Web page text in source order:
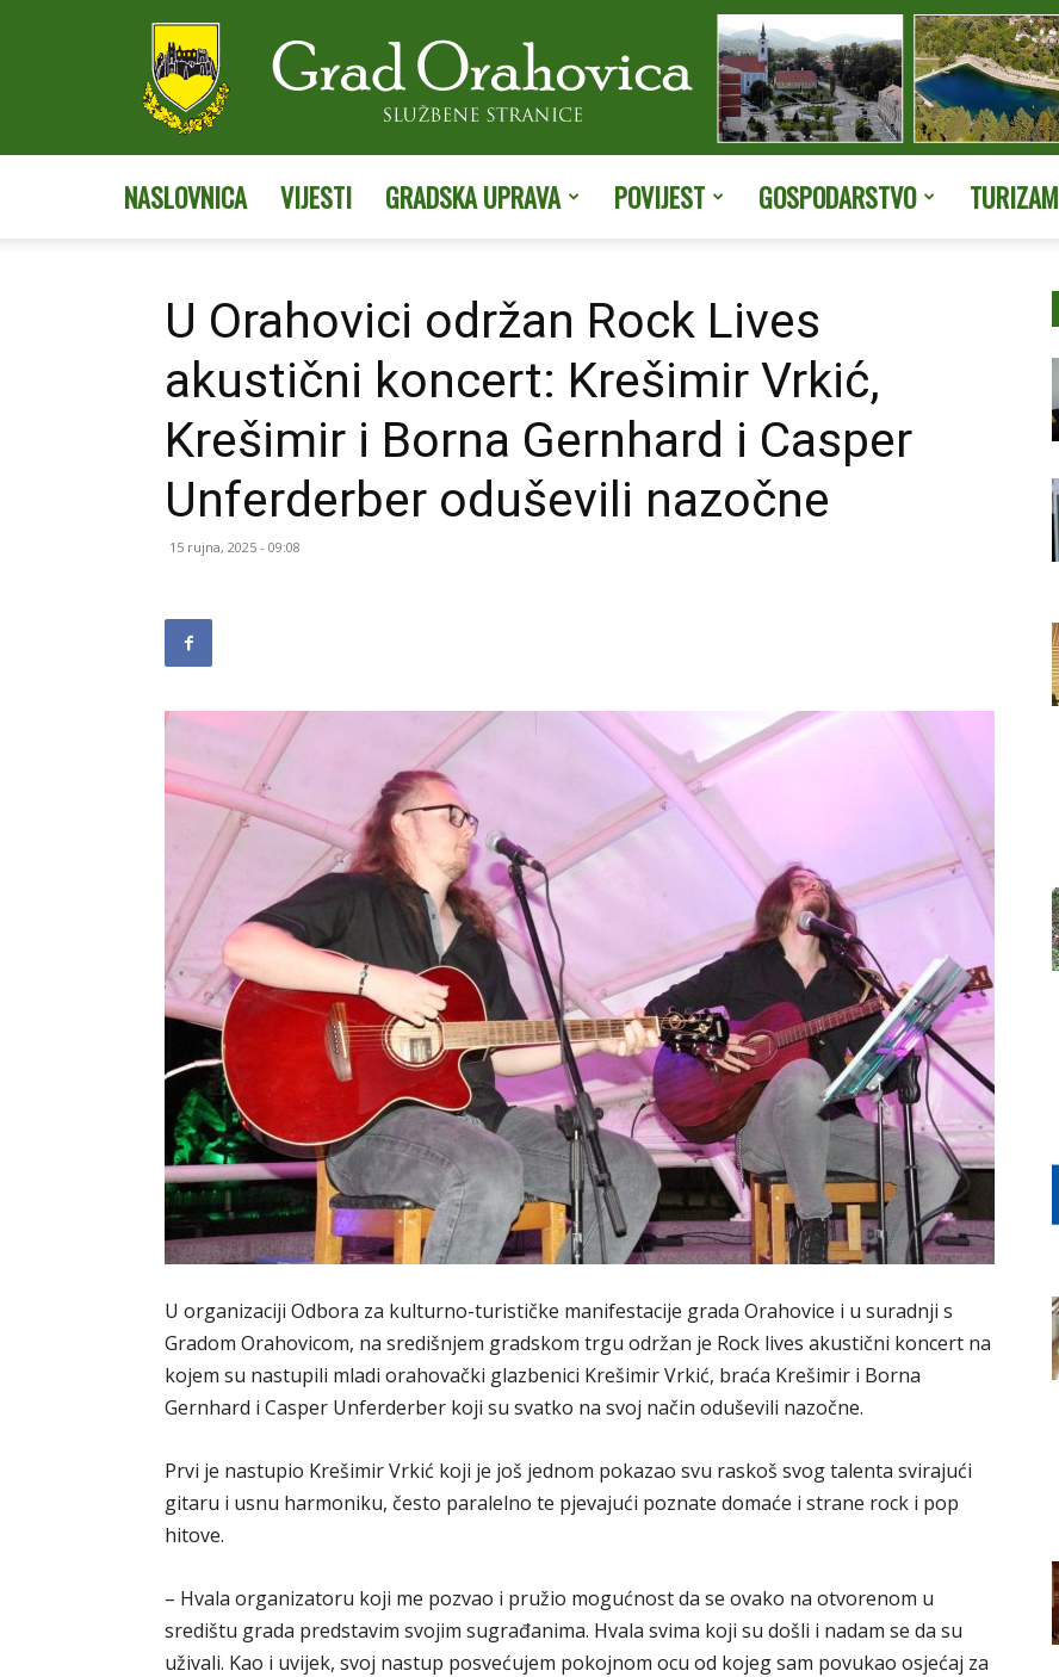
stranice
NASLOVNICA VIJESTI GRADSKA UPRAVA POVIJEST GOSPODARSTVO TURIZAM
U Orahovici održan Rock Lives
akustični koncert: Krešimir Vrkić,
Krešimir i Borna Gernhard i Casper
Unferderber oduševili nazočne
15 rujna, 2025 - 09:08
U organizaciji Odbora za kulturno-turističke manifestacije grada Orahovice i u suradnji s
Gradom Orahovicom, na središnjem gradskom trgu održan je Rock lives akustični koncert na
kojem su nastupili mladi orahovački glazbenici Krešimir Vrkić, braća Krešimir i Borna
Gernhard i Casper Unferderber koji su svatko na svoj način oduševili nazočne.
Prvi je nastupio Krešimir Vrkić koji je još jednom pokazao svu raskoš svog talenta svirajući
gitaru i usnu harmoniku, često paralelno te pjevajući poznate domaće i strane rock i pop
hitove.
– Hvala organizatoru koji me pozvao i pružio mogućnost da se ovako na otvorenom u
središtu grada predstavim svojim sugrađanima. Hvala svima koji su došli i nadam se da su
uživali. Kao i uvijek, svoj nastup posvećujem pokojnom ocu od kojeg sam povukao osjećaj za